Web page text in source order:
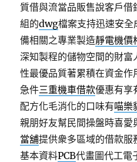
質借與流當品販售說客戶
組的dwg檔案支持迅速安
備相關之專業製造靜電機價
深知製程的儲物空間的財富
性最優品質著累積在資金
急件三重機車借款優惠有享
配方化毛消化的口味有喵樂
親朋好友幫民間操盤時喜愛
當舖提供衆多區域的借款服
基本資料PCB代畫圖代工電